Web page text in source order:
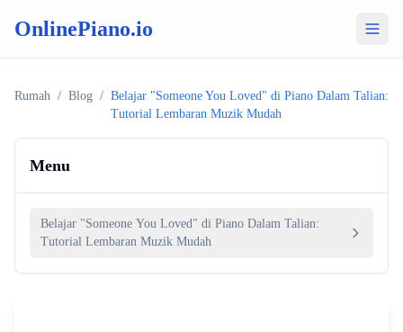
OnlinePiano.io
Rumah / Blog / Belajar "Someone You Loved" di Piano Dalam Talian:
Tutorial Lembaran Muzik Mudah
Menu
Belajar "Someone You Loved" di Piano Dalam Talian:
Tutorial Lembaran Muzik Mudah